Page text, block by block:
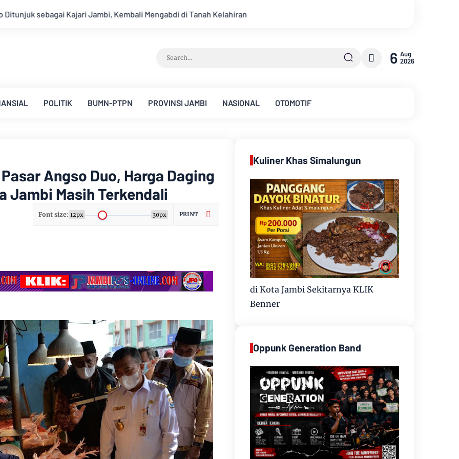
di Tanah Kelahiran
6 Aug
2026
POLITIK BUMN-PTPN PROVINSI JAMBI NASIONAL OTOMOTIF
Angso Duo, Harga Daging
Jambi Masih Terkendali
Font size: 12px 30px PRINT
Kuliner Khas Simalungun
di Kota Jambi Sekitarnya KLIK
Benner
Oppunk Generation Band